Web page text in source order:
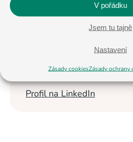
V pořádku
Jsem tu tajně
Nastavení
Zásady cookiesZásady ochrany
2013. Nyní je
ředitelkou studijních
pomáhá ostatním
celostátní úrovni se věnuje
studijních center BASIC.
Profil na LinkedIn